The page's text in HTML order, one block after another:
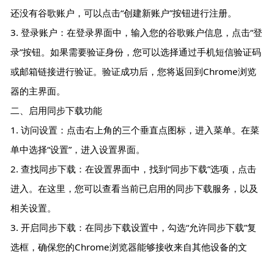
还没有谷歌账户，可以点击“创建新账户”按钮进行注册。
3. 登录账户：在登录界面中，输入您的谷歌账户信息，点击“登
录”按钮。如果需要验证身份，您可以选择通过手机短信验证码
或邮箱链接进行验证。验证成功后，您将返回到Chrome浏览
器的主界面。
二、启用同步下载功能
1. 访问设置：点击右上角的三个垂直点图标，进入菜单。在菜
单中选择“设置”，进入设置界面。
2. 查找同步下载：在设置界面中，找到“同步下载”选项，点击
进入。在这里，您可以查看当前已启用的同步下载服务，以及
相关设置。
3. 开启同步下载：在同步下载设置中，勾选“允许同步下载”复
选框，确保您的Chrome浏览器能够接收来自其他设备的文